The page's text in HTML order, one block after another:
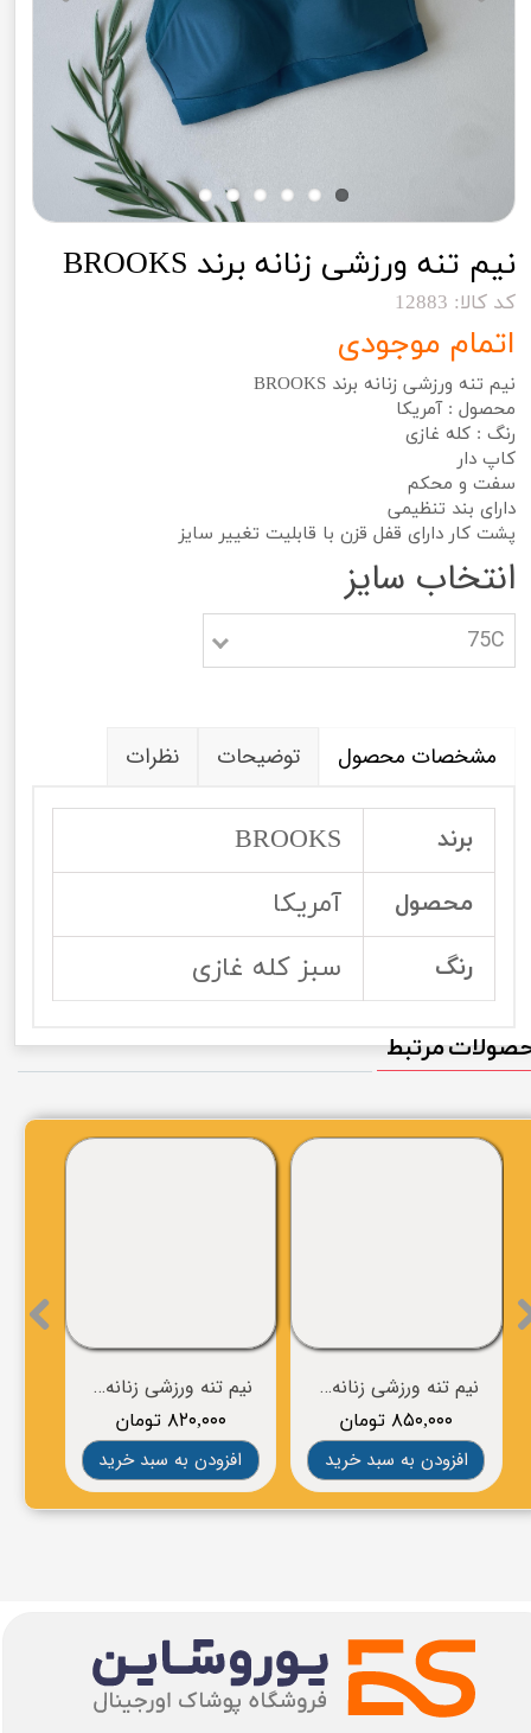
نیم تنه ورزشی زنانه برند BROOKS
کد کالا: 12883
اتمام موجودی
نیم تنه ورزشی زنانه برند BROOKS
محصول : آمریکا
رنگ : کله غازی
کاپ دار
سفت و محکم
دارای بند تنظیمی
پشت کار دارای قفل قزن با قابلیت تغییر سایز
انتخاب سایز
75C
مشخصات محصول توضیحات نظرات
برند BROOKS
محصول آمریکا
رنگ سبز کله غازی
نیم تنه ورزشی زنانه برند BROOKS
۸۲۰,۰۰۰ تومان
افزودن به سبد خرید
نیم تنه ورزشی زنانه برند BROOKS
۸۵۰,۰۰۰ تومان
افزودن به سبد خرید
مرتبط